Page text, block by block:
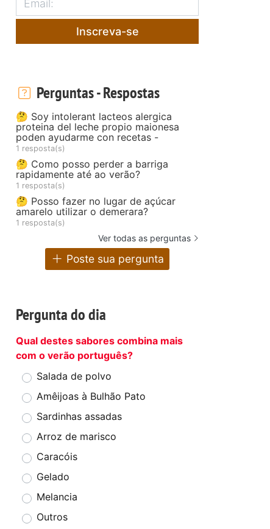
Inscreva-se
Perguntas - Respostas
🤔 Soy intolerant lacteos alergica
proteina del leche propio maionesa
poden ayudarme con recetas -
1 resposta(s)
🤔 Como posso perder a barriga
rapidamente até ao verão?
1 resposta(s)
🤔 Posso fazer no lugar de açúcar
amarelo utilizar o demerara?
1 resposta(s)
Ver todas as perguntas
Poste sua pergunta
Pergunta do dia
Qual destes sabores combina mais
com o verão português?
Salada de polvo
Amêijoas à Bulhão Pato
Sardinhas assadas
Arroz de marisco
Caracóis
Gelado
Melancia
Outros